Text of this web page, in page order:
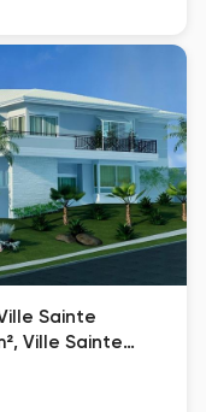
Sainte
Ville Sainte